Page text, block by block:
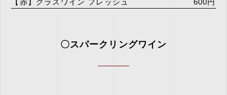
【赤】グラスワイン フレッシュ 600円
〇スパークリングワイン